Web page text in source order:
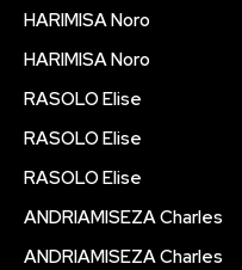
HARIMISA Noro
HARIMISA Noro
RASOLO Elise
RASOLO Elise
RASOLO Elise
ANDRIAMISEZA Charles
ANDRIAMISEZA Charles